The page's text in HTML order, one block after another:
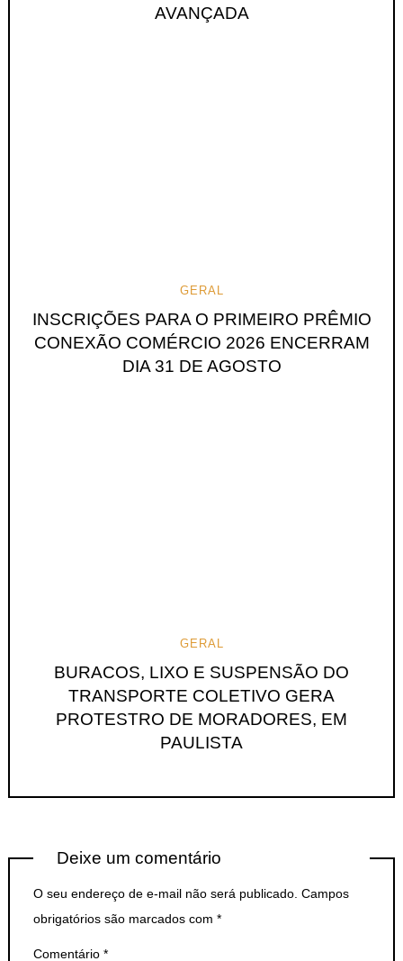
AVANÇADA
GERAL
INSCRIÇÕES PARA O PRIMEIRO PRÊMIO
CONEXÃO COMÉRCIO 2026 ENCERRAM
DIA 31 DE AGOSTO
GERAL
BURACOS, LIXO E SUSPENSÃO DO
TRANSPORTE COLETIVO GERA
PROTESTRO DE MORADORES, EM
PAULISTA
Deixe um comentário
O seu endereço de e-mail não será publicado. Campos
obrigatórios são marcados com *
Comentário *